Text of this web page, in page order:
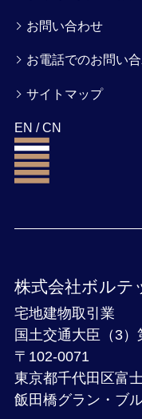
お問い合わせ
お電話でのお問い
サイトマップ
EN /CN
株式会社ボルテ
宅地建物取引業
国土交通大臣（3）
〒102-0071
東京都千代田区富
飯田橋グラン・ブ